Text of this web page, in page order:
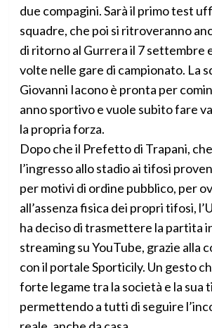
due compagini. Sarà il primo test
squadre, che poi si ritroveranno
di ritorno al Gurrera il 7 settembre
volte nelle gare di campionato. La
Giovanni Iacono è pronta per
anno sportivo e vuole subito fare
la propria forza.
Dopo che il Prefetto di Trapani,
l’ingresso allo stadio ai tifosi
per motivi di ordine pubblico, per
all’assenza fisica dei propri tifosi,
ha deciso di trasmettere la partita
streaming su YouTube, grazie alla
con il portale Sporticily. Un gesto
forte legame tra la società e la sua
permettendo a tutti di seguire